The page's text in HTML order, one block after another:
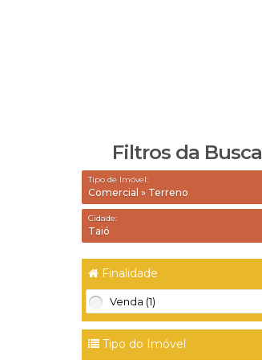
Filtros da Busca
Tipo de Imóvel:
Comercial » Terreno
Cidade:
Taió
Finalidade
Venda (1)
Tipo do Imóvel